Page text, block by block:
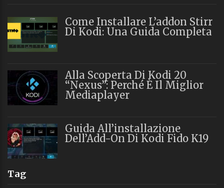
Come Installare L’addon Stirr
Di Kodi: Una Guida Completa
Alla Scoperta Di Kodi 20
“Nexus”: Perché È Il Miglior
Mediaplayer
Guida All’installazione
Dell’Add-On Di Kodi Fido K19
Tag